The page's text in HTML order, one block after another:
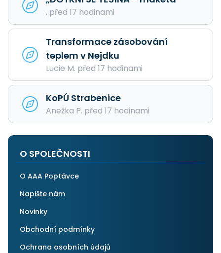
. před 17 hodinami
Transformace zásobování
teplem v Nejdku
Lucie M. před 17 hodinami
KoPÚ Strabenice
Anežka P. před 17 hodinami
O SPOLEČNOSTI
O AAA Poptávce
Napište nám
Novinky
Obchodní podmínky
Ochrana osobních údajů